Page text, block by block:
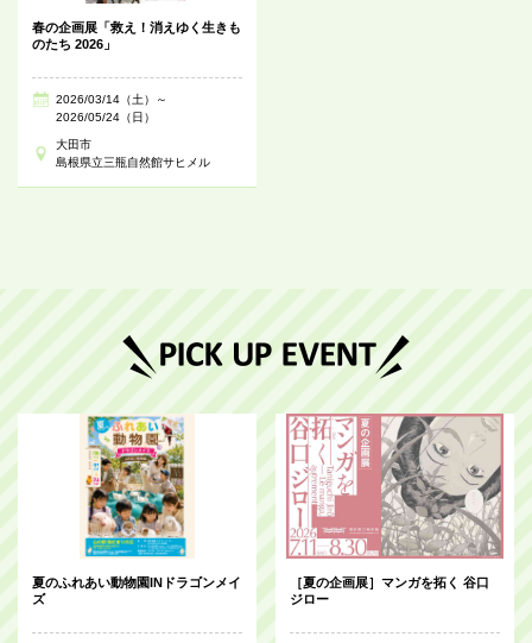
春の企画展「救え！消えゆく生きも
のたち 2026」
2026/03/14（土）～
2026/05/24（日）
大田市
島根県立三瓶自然館サヒメル
夏のふれあい動物園INドラゴンメイ
ズ
［夏の企画展］マンガを拓く 谷口
ジロー